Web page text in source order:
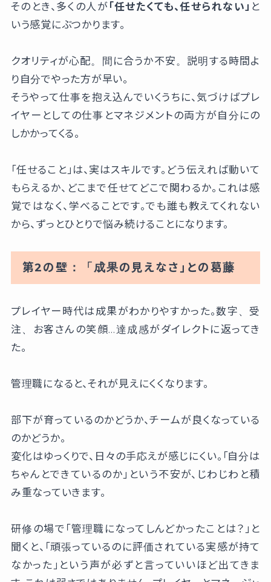
そのとき、多くの人が 「任せたくても、任せられない」 と
いう感覚にぶつかります。
クオリティが心配。間に合うか不安。説明する時間よ
り自分でやった方が早い。
そうやって仕事を抱え込んでいくうちに、気づけばプレ
イヤーとしての仕事とマネジメントの両方が自分にの
しかかってくる。
「任せること」は、実はスキルです。どう伝えれば動いて
もらえるか、どこまで任せてどこで関わるか。これは感
覚ではなく、学べることです。でも誰も教えてくれない
から、ずっとひとりで悩み続けることになります。
第2の壁：「成果の見えなさ」との葛藤
プレイヤー時代は成果がわかりやすかった。数字、受
注、お客さんの笑顔…達成感がダイレクトに返ってき
た。
管理職になると、それが見えにくくなります。
部下が育っているのかどうか、チームが良くなっている
のかどうか。
変化はゆっくりで、日々の手応えが感じにくい。「自分は
ちゃんとできているのか」という不安が、じわじわと積
み重なっていきます。
研修の場で「管理職になってしんどかったことは？」と
聞くと、「頑張っているのに評価されている実感が持て
なかった」という声が必ずと言っていいほど出てきま